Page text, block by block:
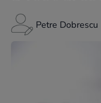
Petre Dobrescu